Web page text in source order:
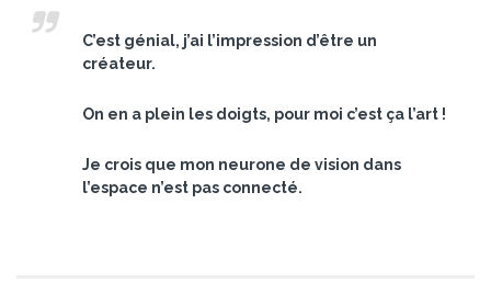
C’est génial, j’ai l’impression d’être un
créateur.
On en a plein les doigts, pour moi c’est ça l’art !
Je crois que mon neurone de vision dans
l’espace n’est pas connecté.